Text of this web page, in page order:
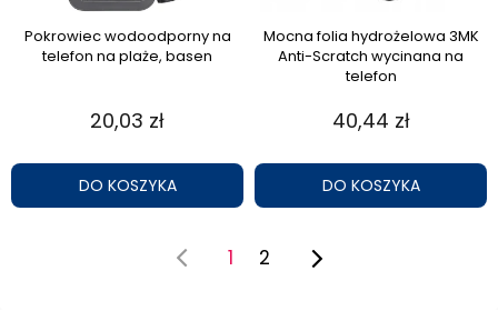
Pokrowiec wodoodporny na
telefon na plaże, basen
20,03 zł
DO KOSZYKA
Mocna folia hydrożelowa 3MK
Anti-Scratch wycinana na
telefon
40,44 zł
DO KOSZYKA
1 2